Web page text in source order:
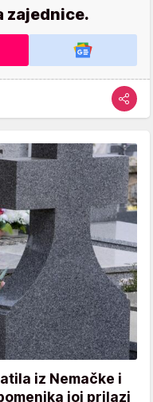
zajednice.
iz Nemačke i
joj prilazi